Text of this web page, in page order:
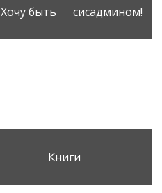
быть сисадмином!
Книги